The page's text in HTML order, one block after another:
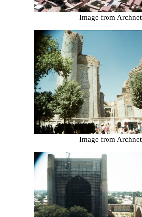
Image from Archnet
Image from Archnet